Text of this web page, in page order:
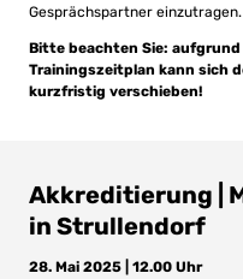
Gesprächspartner einzutragen.
Bitte beachten Sie:
Trainingszeitplan kann sich
kurzfristig verschieben!
Akkreditierung |
in Strullendorf
28. Mai 2025 | 12.00 Uhr